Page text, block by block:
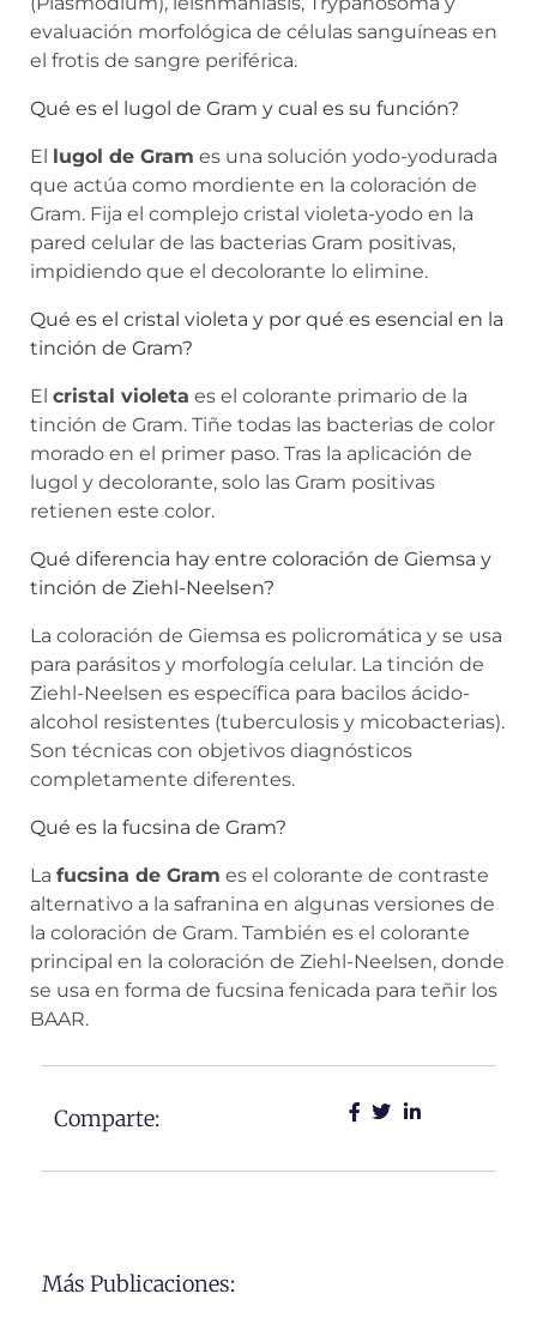
evaluación morfológica de células sanguíneas en
el frotis de sangre periférica.
Qué es el lugol de Gram y cual es su función?
El lugol de Gram es una solución yodo-yodurada
que actúa como mordiente en la coloración de
Gram. Fija el complejo cristal violeta-yodo en la
pared celular de las bacterias Gram positivas,
impidiendo que el decolorante lo elimine.
Qué es el cristal violeta y por qué es esencial en la
tinción de Gram?
El cristal violeta es el colorante primario de la
tinción de Gram. Tiñe todas las bacterias de color
morado en el primer paso. Tras la aplicación de
lugol y decolorante, solo las Gram positivas
retienen este color.
Qué diferencia hay entre coloración de Giemsa y
tinción de Ziehl-Neelsen?
La coloración de Giemsa es policromática y se usa
para parásitos y morfología celular. La tinción de
Ziehl-Neelsen es específica para bacilos ácido-
alcohol resistentes (tuberculosis y micobacterias).
Son técnicas con objetivos diagnósticos
completamente diferentes.
Qué es la fucsina de Gram?
La fucsina de Gram es el colorante de contraste
alternativo a la safranina en algunas versiones de
la coloración de Gram. También es el colorante
principal en la coloración de Ziehl-Neelsen, donde
se usa en forma de fucsina fenicada para teñir los
BAAR.
Comparte:
Más Publicaciones: